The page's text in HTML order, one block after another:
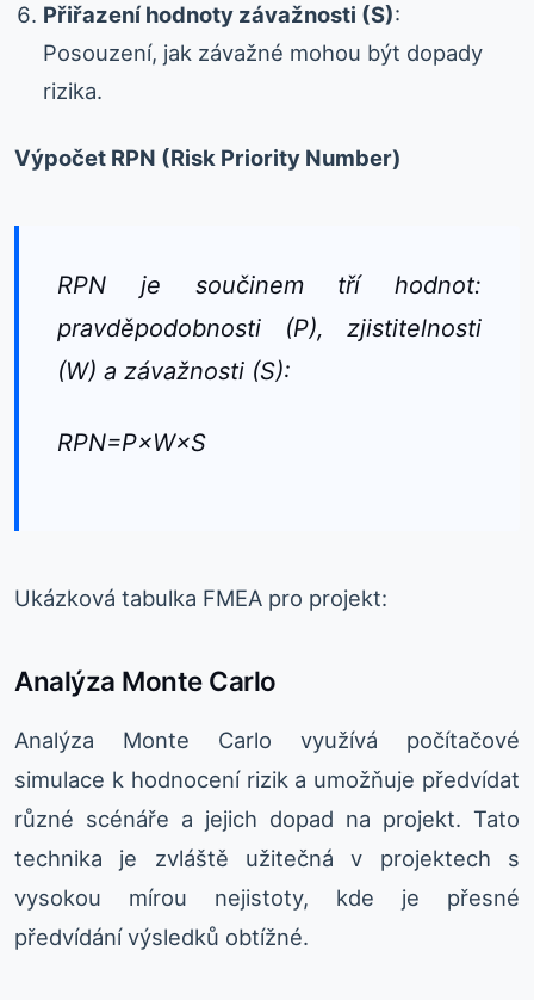
Přiřazení hodnoty závažnosti (S):
Posouzení, jak závažné mohou být dopady
rizika.
Výpočet RPN (Risk Priority Number)
RPN je součinem tří hodnot:
pravděpodobnosti (P), zjistitelnosti
(W) a závažnosti (S):
RPN=P×W×S
Ukázková tabulka FMEA pro projekt:
Analýza Monte Carlo
Analýza Monte Carlo využívá počítačové
simulace k hodnocení rizik a umožňuje předvídat
různé scénáře a jejich dopad na projekt. Tato
technika je zvláště užitečná v projektech s
vysokou mírou nejistoty, kde je přesné
předvídání výsledků obtížné.